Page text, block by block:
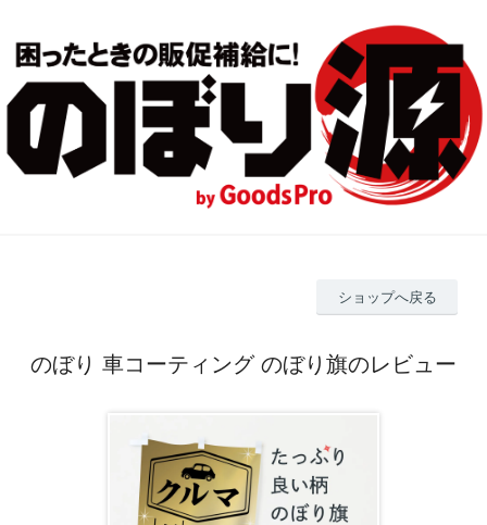
ショップへ戻る
のぼり 車コーティング のぼり旗のレビュー